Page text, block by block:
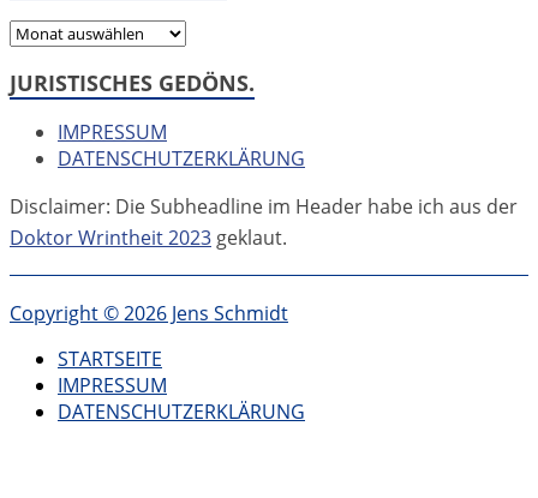
Was
hier
JURISTISCHES GEDÖNS.
IMPRESSUM
DATENSCHUTZERKLÄRUNG
Disclaimer: Die Subheadline im Header habe ich aus der
Doktor Wrintheit 2023 geklaut.
Copyright © 2026 Jens Schmidt
STARTSEITE
IMPRESSUM
DATENSCHUTZERKLÄRUNG